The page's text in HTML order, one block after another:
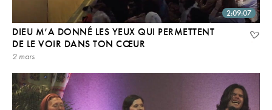
2:09:07
DIEU M’A DONNÉ LES YEUX QUI PERMETTENT
DE LE VOIR DANS TON CŒUR
2 mars